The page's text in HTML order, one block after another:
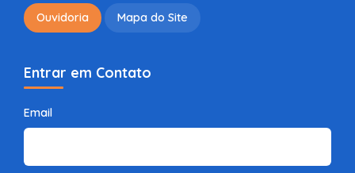
Ouvidoria Mapa do Site
Entrar em Contato
Email